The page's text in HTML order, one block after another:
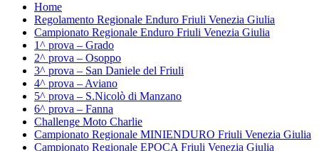
Home
Regolamento Regionale Enduro Friuli Venezia Giulia
Campionato Regionale Enduro Friuli Venezia Giulia
1^ prova – Grado
2^ prova – Osoppo
3^ prova – San Daniele del Friuli
4^ prova – Aviano
5^ prova – S.Nicolò di Manzano
6^ prova – Fanna
Challenge Moto Charlie
Campionato Regionale MINIENDURO Friuli Venezia Giulia
Campionato Regionale EPOCA Friuli Venezia Giulia